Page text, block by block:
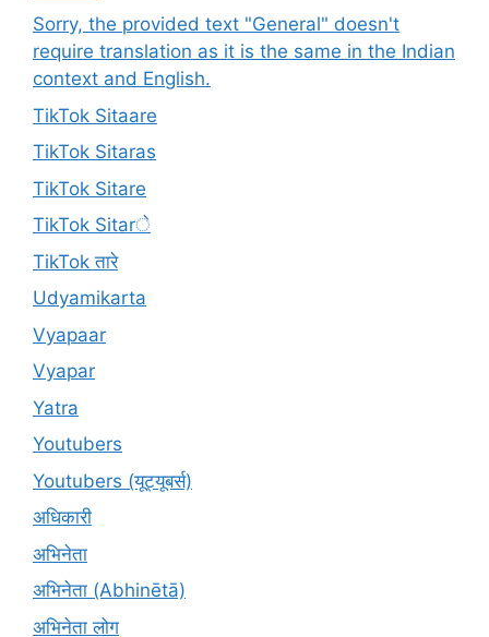
Sorry, the provided text "General" doesn't
require translation as it is the same in the Indian
context and English.
TikTok Sitaare
TikTok Sitaras
TikTok Sitare
TikTok Sitarे
TikTok तारे
Udyamikarta
Vyapaar
Vyapar
Yatra
Youtubers
Youtubers (यूट्यूबर्स)
अधिकारी
अभिनेता
अभिनेता (Abhinētā)
अभिनेता लोग